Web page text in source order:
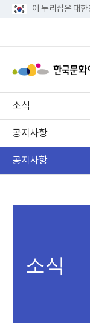
이 누리집은 대
소식
공지사항
공지사항
소식